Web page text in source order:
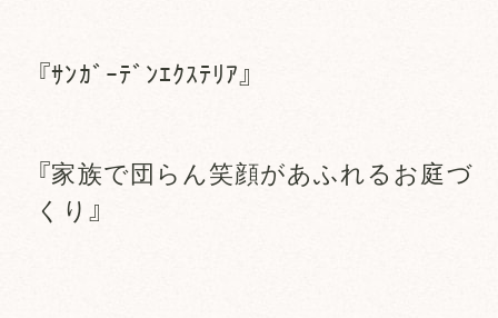
『ｻﾝｶﾞｰﾃﾞﾝｴｸｽﾃﾘｱ』
『家族で団らん笑顔があふれるお庭づ
くり』